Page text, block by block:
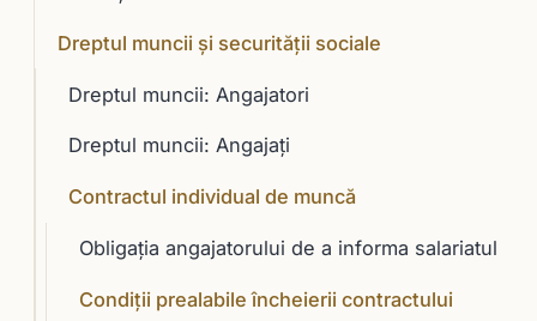
Dreptul muncii și securității sociale
Dreptul muncii: Angajatori
Dreptul muncii: Angajați
Contractul individual de muncă
Obligaţia angajatorului de a informa salariatul
Condiţii prealabile încheierii contractului